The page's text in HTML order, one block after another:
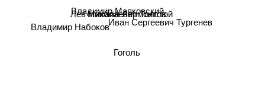
Михаил Лермонтов
Гоголь
Лев Николаевич Толстой
Владимир Маяковский
Иван Сергеевич Тургенев
Владимир Набоков